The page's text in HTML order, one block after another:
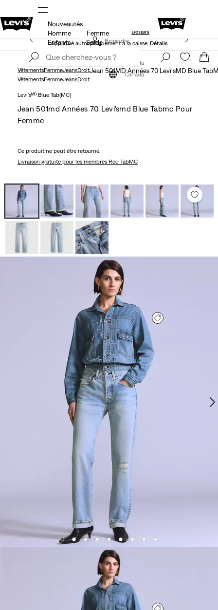
15 % DE RABAIS SUR VOTRE PREMIÈRE COMMANDE
Détails
Rejoindre
Canada
Nouveautés
Homme
Femme
Enfants
Solde
40 % DE RABAIS ADDITIONNEL SUR LES SOLDES.
Appliqué automatiquement à la caisse. Détails
maintenant
Canada
VêtementsFemmeJeansDroitJean 501MD Années 70 Levi'sMD Blue
VêtementsFemmeJeansDroit
Levi'sᴹᴰ Blue Tab(MC)
Jean 501md Années 70 Levi'smd Blue Tabmc Pour
Femme
Ce produit ne peut être retourné.
Livraison gratuitepour les membres Red TabMC